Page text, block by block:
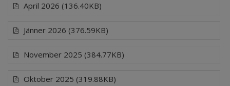
April 2026 (136.40KB)
Jänner 2026 (376.59KB)
November 2025 (384.77KB)
Oktober 2025 (319.88KB)